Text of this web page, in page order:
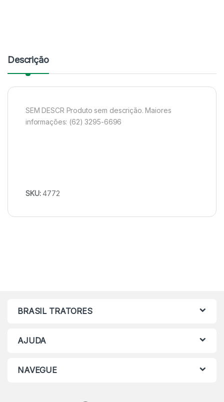
Descrição
SEM DESCR Produto sem descrição. Maiores
informações: (62) 3295-6696
SKU:4772
BRASIL TRATORES
AJUDA
NAVEGUE